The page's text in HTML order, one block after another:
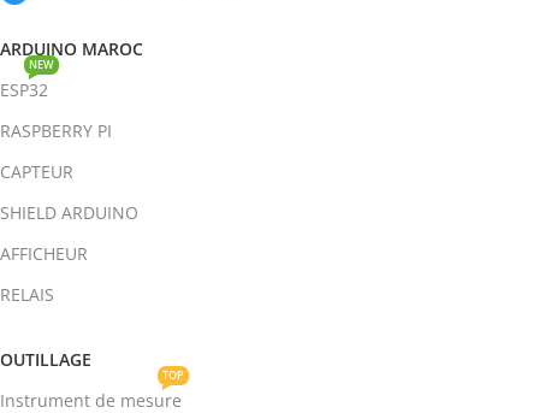
ARDUINO MAROC
ESP32
NEW
RASPBERRY PI
CAPTEUR
SHIELD ARDUINO
AFFICHEUR
RELAIS
OUTILLAGE
Instrument de mesure
TOP